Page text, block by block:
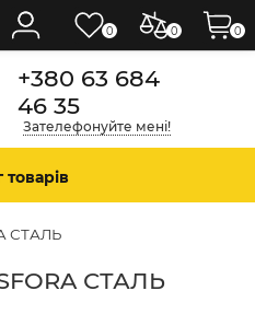
+380 63 684
46 35
Зателефонуйте мені!
товарів
СТАЛЬ
СТАЛЬ
0 0 0